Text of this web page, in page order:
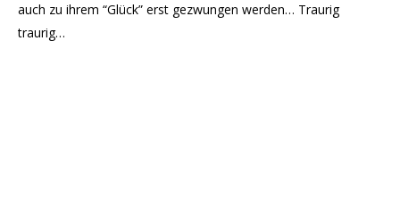
auch zu ihrem “Glück” erst gezwungen werden… Traurig
traurig…